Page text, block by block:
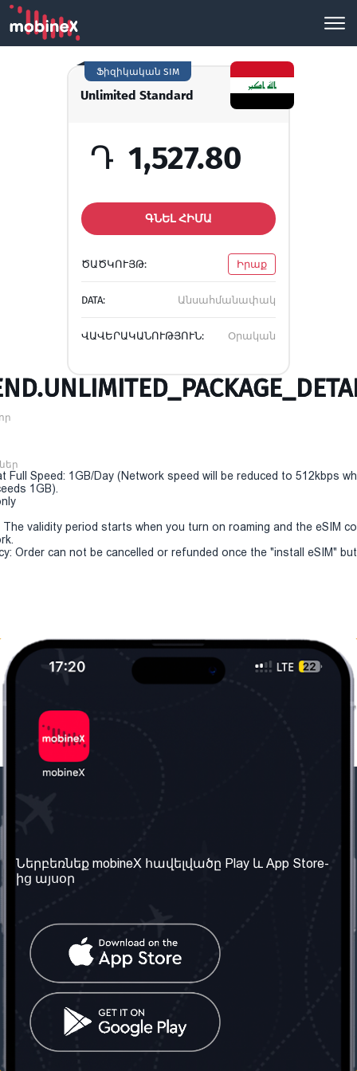
Unlimited Standard
Ֆիզիկական SIM
Դ 1,527.80
ԳՆԵԼ ՀԻՄԱ
ԾԱԾԿՈՒՅԹ: Իրաք
DATA: Անսահմանափակ
ՎԱՎԵՐԱԿԱՆՈՒԹՅՈՒՆ: Օրական
Full Speed: 1GB/Day (Network speed will be reduced to 512kbps
1GB).
The validity period starts when you turn on roaming and the eSIM
Order can not be cancelled or refunded once the "install eSIM"
Մեր մասին
Մեր ծառայությունները
Պայմաններ և դրույթներ
Հաճախ տրվող հարցեր
Կապ մեզ հետ
Միացյալ
Թագավորություն: Մենք
գործընկեր ենք
փնտրում
Տարածել
սոցիալական
ցանցում
Ներբեռնեք mobineX հավելվածը Play և App Store-
ից այսօր